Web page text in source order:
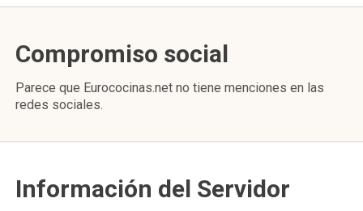
Compromiso social
Parece que Eurococinas.net no tiene menciones en las
redes sociales.
Información del Servidor